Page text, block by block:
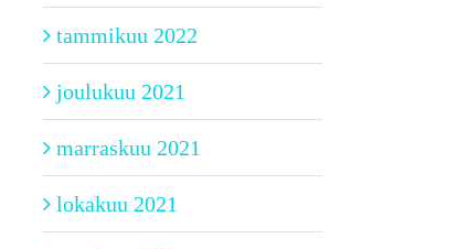
tammikuu 2022
joulukuu 2021
marraskuu 2021
lokakuu 2021